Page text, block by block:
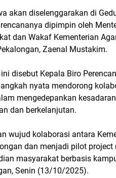
akan diselenggarakan di
dipimpin oleh
dan Wakaf Kementerian
Zaenal Mustakim.
disebut Kepala Biro
nyata mendorong
mengedepankan
dan berkelanjutan.
wujud kolaborasi antara
dan menjadi pilot
masyarakat berbasis
Senin (13/10/2025).